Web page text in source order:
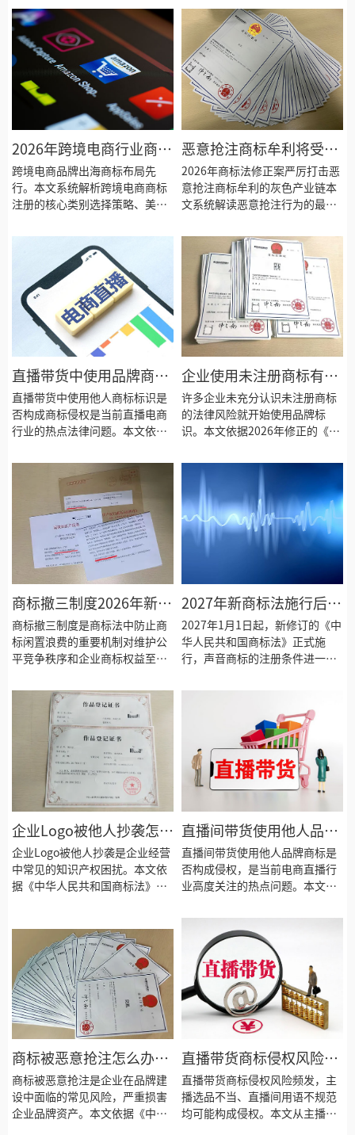
法》（2026年修正，2027年1月
1日起施行）第九条及第五十六条
规定，全面解析AI企业商标类别
选择策略、AI生成内容商标注册
规则及品牌合规要点，为人工智
能企业提供系统完善的知识产权
保护方案。
局最新审查标准，从AI生成标志
的注册可行性、显著性判断标准
和使用证据认定等维度进行全面
深入解析，为企业合理运用AI工
具进行品牌商标布局提供专业指
导和实操参考建议。
2026年跨境电商行业商标
注册与品牌出海全攻略
跨境电商品牌出海商标布局先
行。本文系统解析跨境电商商标
注册的核心类别选择策略、美国
的商标布局方案、马德里国际商
标注册体系的申请流程和费用优
势，以及亚马逊速卖通等平台的
品牌备案与知识产权保护机制，
助力跨境卖家构建全方位全球品
牌保护体系实现长期可持续发展
目标。
恶意抢注商标牟利将受严
惩：2026年商标法最新规
制解读
2026年商标法修正案严厉打击恶
意抢注商标牟利的灰色产业链本
文系统解读恶意抢注行为的最新
事赔偿措施以及企业的主动防范
策略帮助品牌权利人有效维护自
身商标权益从商标异议程序到无
效宣告请求再到惩罚性赔偿制度
全面解析新法框架下的商标抢注
治理新格局切实防范品牌被恶意
抢注的风险
直播带货中使用品牌商标
是否构成侵权？2026年最
新法律解析
直播带货中使用他人商标标识是
否构成商标侵权是当前直播电商
行业的热点法律问题。本文依据
（2026年修正，2027年1月1日
起施行）相关规定，深度解析直
播带货中商标侵权的认定标准与
法律责任，梳理主播选品合规要
点、商标使用风险防范及品牌方
维权路径，为直播电商从业者和
品牌权利人提供全面实用的法律
参考。
企业使用未注册商标有哪
些风险？2026年商标法法
律风险全面解析
许多企业未充分认识未注册商标
的法律风险就开始使用品牌标
识。本文依据2026年修正的《中
析未注册商标在商业使用中面临
的被抢注风险、侵权赔偿风险及
品牌资产损失风险，梳理新商标
法关于未注册商标保护的最新规
定和维权途径，为企业合理规划
商标布局、规避法律风险提供实
商标撤三制度2026年新变
化：企业如何避免注册商
标被撤销？
商标撤三制度是商标法中防止商
标闲置浪费的重要机制对维护公
平竞争秩序和企业商标权益至关
申请程序和使用证据标准均有重
大调整。本文依据最新法律规定
全面解析商标撤三制度的新变化
使用证据的具体要求和企业的应
对策略助力企业有效维护自身商
标权益降低被撤销风险。
2027年新商标法施行后，
声音商标注册有哪些新变
化？
2027年1月1日起，新修订的《中
华人民共和国商标法》正式施
行，声音商标的注册条件进一步
年修正案第八条，系统解答声音
商标的注册条件、审查标准、申
请流程及使用规范，帮助企业把
握声音商标注册新机遇，提前布
局品牌声音资产体系，为品牌音
频识别建设和市场竞争优势提供
实用参考。
企业Logo被他人抄袭怎么
办？2026年商标与著作权
双重保护路径解析
企业Logo被他人抄袭是企业经营
中常见的知识产权困扰。本文依
据《中华人民共和国商标法》
作权法》（2020年修正），从商
标注册保护与著作权登记保护双
重视角，系统解析企业Logo被抄
袭后的维权路径与证据收集方
法，帮助企业在面对Logo侵权时
快速有效应对。
直播间带货使用他人品牌
商标算侵权吗？2026年商
标法热点解答
直播间带货使用他人品牌商标是
否构成侵权，是当前电商直播行
业高度关注的热点问题。本文依
（2026年修正，2027年1月1日
起施行），从商标性使用认定、
合理使用边界、平台责任划分三
个维度进行解析，并结合最新司
法实践，为直播从业者和品牌权
利人提供实用的法律风险防范建
议。
商标被恶意抢注怎么办？
2026年新商标法维权途径
全解析
商标被恶意抢注是企业在品牌建
设中面临的常见风险，严重损害
企业品牌资产。本文依据《中华
直播带货商标侵权风险防
范：2026年必须了解的法
律要点
直播带货商标侵权风险频发，主
播选品不当、直播间用语不规范
均可能构成侵权。本文从主播选